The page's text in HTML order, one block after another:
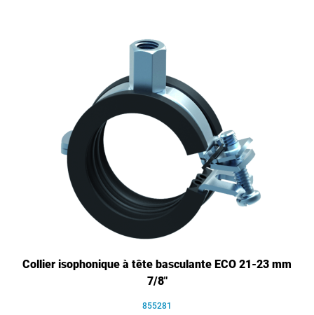
Collier isophonique à tête basculante ECO 21-23 mm
7/8"
855281